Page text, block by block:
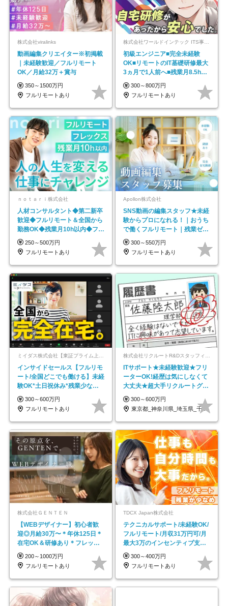
株式会社viralinks
動画編集クリエイター※初掲載
｜未経験歓迎／フルリモート
OK／月給32万＋賞与
350～1500万円
フルリモートあり
株式会社ワールドインテック ITS事業部【東証プライム上場グループ】
初級エンジニア■完全未経験
OK■リモートのIT基礎研修最大
3ヵ月で1人前へ■残業月8.5h■
安定基盤/STR
300～800万円
フルリモートあり
ｎｏｔａｒｉ株式会社
人材コンサルタント◆第二新卒
歓迎◆フルリモート＆全国から
勤務OK◆残業月10h以内◆フレ
ックス制
250～500万円
フルリモートあり
Apollon株式会社
SNS動画の編集スタッフ★未経
験からプロになれる！｜おうち
で働くフルリモート｜残業ゼロ
で18時退勤◎
300～550万円
フルリモートあり
インサイドセールス【フルリモ
ート/全国どこでも働ける】未経
験OK*土日祝休み*残業少なめ*
在宅勤務手当あり
300～600万円
フルリモートあり
ITサポート★未経験歓迎★フリ
ーターOK!経歴は気にしなくて
大丈夫★超大手リクルートグル
ープの正社員/sg
300～600万円
東京都_神奈川県_埼玉県_千葉県_大阪府…
株式会社ＧＥＮＴＥＮ
【WEBデザイナー】初⼼者歓
迎◎⽉給30万〜＊年休125⽇＊
在宅OK＆研修あり＊フレック
ス
200～1000万円
フルリモートあり
TDCX Japan株式会社
テクニカルサポート/未経験OK/
フルリモート/月収31万円可/月
最大3万のインセンティブ支給/
平均年齢33歳
300～400万円
フルリモートあり